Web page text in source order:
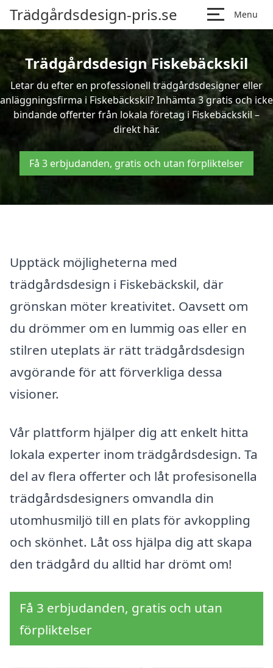
Trädgårdsdesign-pris.se Menu
Trädgårdsdesign Fiskebäckskil
Letar du efter en professionell trädgårdsdesigner eller
anläggningsfirma i Fiskebäckskil? Inhämta 3 gratis och icke
bindande offerter från lokala företag i Fiskebäckskil –
direkt här.
Få 3 erbjudanden, gratis och utan förpliktelser
Upptäck möjligheterna med
trädgårdsdesign i Fiskebäckskil, där
grönskan möter kreativitet. Oavsett om
du drömmer om en lummig oas eller en
stilren uteplats är rätt trädgårdsdesign
avgörande för att förverkliga dessa
visioner.
Vår plattform hjälper dig att enkelt hitta
lokala experter inom trädgårdsdesign. Ta
del av flera offerter och låt profesisonella
trädgårdsdesigners omvandla din
utomhusmiljö till en plats för avkoppling
och skönhet. Låt oss hjälpa dig att skapa
den trädgård du alltid har drömt om!
Få 3 erbjudanden, gratis och utan
förpliktelser